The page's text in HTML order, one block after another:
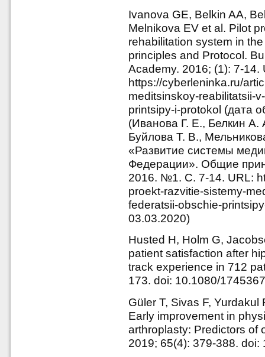
Ivanova GE, Belkin AA,
Melnikova EV et al. Pilot
rehabilitation system in
principles and Protocol.
Academy. 2016; (1): 7-14.
https://cyberleninka.ru/
meditsinskoy-reabilitatsii-
printsipy-i-protokol (дата
(Иванова Г. Е., Белкин
Буйлова Т. В.,
«Развитие системы
Федерации». Общие
2016. №1. С. 7-14. URL:
proekt-razvitie-sistemy-
federatsii-obschie-
03.03.2020)
Husted H, Holm G,
patient satisfaction after
track experience in 712
173. doi: 10.1080/
Güler T, Sivas F,
Early improvement in
arthroplasty: Predictors of
2019; 65(4): 379-388.